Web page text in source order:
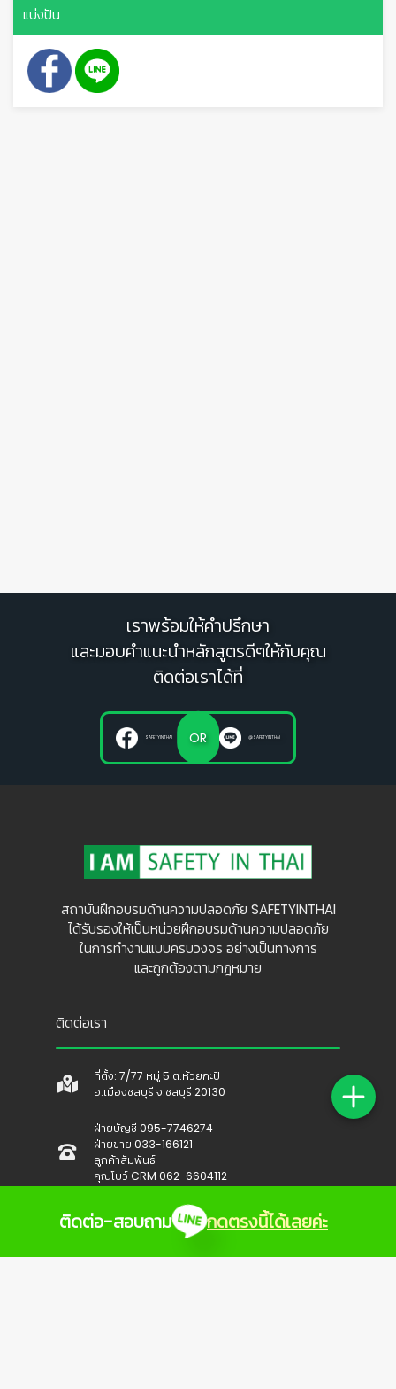
แบ่งปัน
เราพร้อมให้คำปรึกษา
และมอบคำแนะนำหลักสูตรดีๆให้กับคุณ
ติดต่อเราได้ที่
SAFETYINTHAI OR @SAFETYINTHAI
สถาบันฝึกอบรมด้านความปลอดภัย SAFETYINTHAI
ได้รับรองให้เป็นหน่วยฝึกอบรมด้านความปลอดภัย
ในการทำงานแบบครบวงจร อย่างเป็นทางการ
และถูกต้องตามกฎหมาย
ติดต่อเรา
ที่ตั้ง: 7/77 หมู่ 5 ต.ห้วยกะปิ
อ.เมืองชลบุรี จ.ชลบุรี 20130
ฝ่ายบัญชี 095-7746274
ฝ่ายขาย 033-166121
ลูกค้าสัมพันธ์
คุณโบว์ CRM 062-6604112
อีเมล:
crm@topprobooking.com
ติดต่อ-สอบถาม กดตรงนี้ได้เลยค่ะ